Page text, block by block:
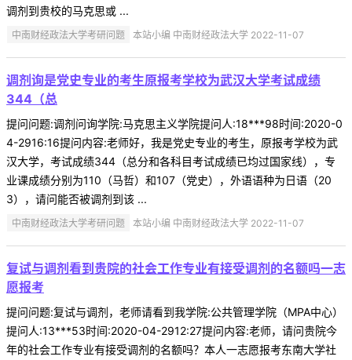
调剂到贵校的马克思或 ...
中南财经政法大学考研问题 本站小编 中南财经政法大学 2022-11-07
调剂询是党史专业的考生原报考学校为武汉大学考试成绩
344（总
提问问题:调剂问询学院:马克思主义学院提问人:18***98时间:2020-0
4-2916:16提问内容:老师好，我是党史专业的考生，原报考学校为武
汉大学，考试成绩344（总分和各科目考试成绩已均过国家线），专
业课成绩分别为110（马哲）和107（党史），外语语种为日语（20
3），请问能否被调剂到该 ...
中南财经政法大学考研问题 本站小编 中南财经政法大学 2022-11-07
复试与调剂看到贵院的社会工作专业有接受调剂的名额吗一志
愿报考
提问问题:复试与调剂，老师请看到我学院:公共管理学院（MPA中心）
提问人:13***53时间:2020-04-2912:27提问内容:老师，请问贵院今
年的社会工作专业有接受调剂的名额吗？本人一志愿报考东南大学社